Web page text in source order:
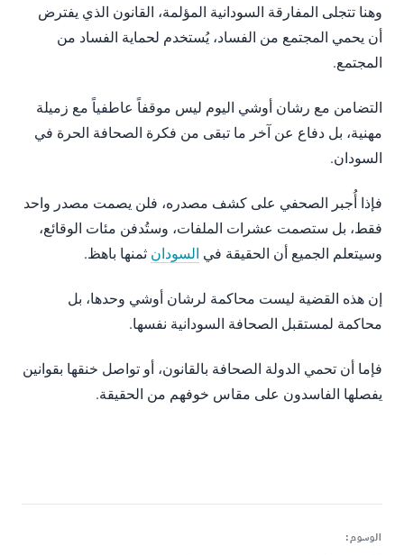
وهنا تتجلى المفارقة السودانية المؤلمة، القانون الذي يفترض
أن يحمي المجتمع من الفساد، يُستخدم لحماية الفساد من
المجتمع.
التضامن مع رشان أوشي اليوم ليس موقفاً عاطفياً مع زميلة
مهنية، بل دفاع عن آخر ما تبقى من فكرة الصحافة الحرة في
السودان.
فإذا أُجبر الصحفي على كشف مصدره، فلن يصمت مصدر واحد
فقط، بل ستصمت عشرات الملفات، وستُدفن مئات الوقائع،
وسيتعلم الجميع أن الحقيقة في السودان ثمنها باهظ.
إن هذه القضية ليست محاكمة لرشان أوشي وحدها، بل
محاكمة لمستقبل الصحافة السودانية نفسها.
فإما أن تحمي الدولة الصحافة بالقانون، أو تواصل خنقها بقوانين
يفصلها الفاسدون على مقاس خوفهم من الحقيقة.
الوسوم: